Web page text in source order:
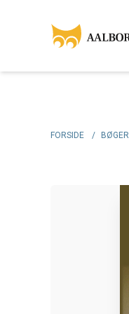
FORSIDE / BØGER